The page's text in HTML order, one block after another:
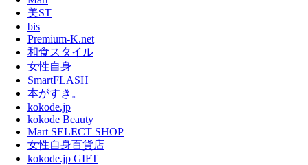
美ST
bis
Premium-K.net
和食スタイル
女性自身
SmartFLASH
本がすき。
kokode.jp
kokode Beauty
Mart SELECT SHOP
女性自身百貨店
kokode.jp GIFT